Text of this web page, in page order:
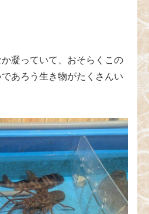
凝っていて、おそらくこの
あろう生き物がたくさんい